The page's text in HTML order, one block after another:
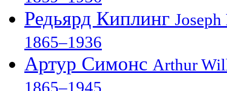
Редьярд Киплинг
1865–1936
Артур Симонс Arthur